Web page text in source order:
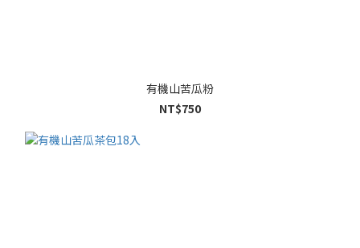
有機山苦瓜粉
NT$750